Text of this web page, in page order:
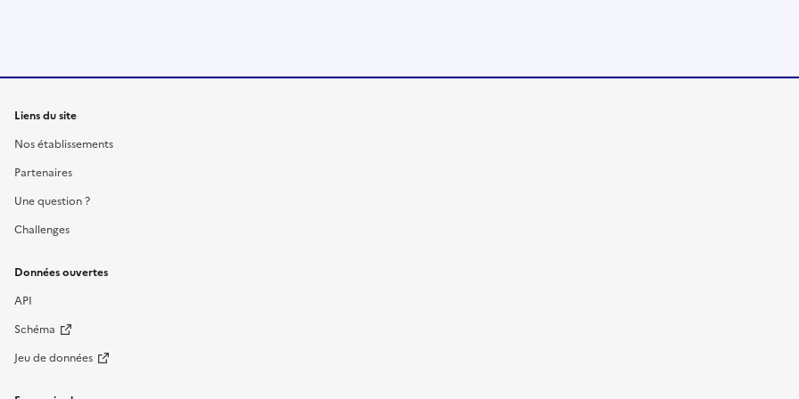
Liens du site
Nos établissements
Partenaires
Une question ?
Challenges
Données ouvertes
API
Schéma
Jeu de données